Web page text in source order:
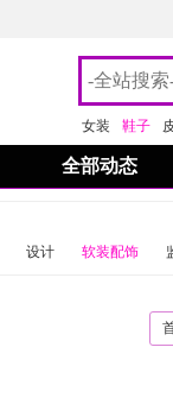
女装 鞋子
全部动态
设计 软装配饰